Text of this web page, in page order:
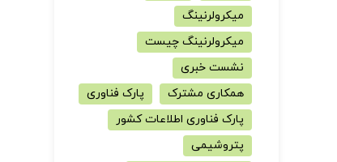
میکرولرنینگ
میکرولرنینگ چیست
نشست خبری
همکاری مشترک
پارک فناوری
پارک فناوری اطلاعات کشور
پتروشیمی